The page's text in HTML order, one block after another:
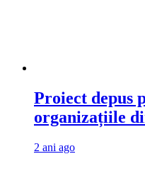
Proiect depus
organizațiile
2 ani ago